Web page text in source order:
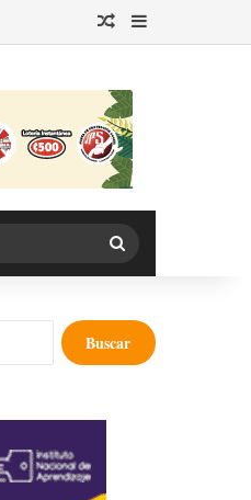
Publicación al azar
Barra lateral
Buscar
por
Buscar: